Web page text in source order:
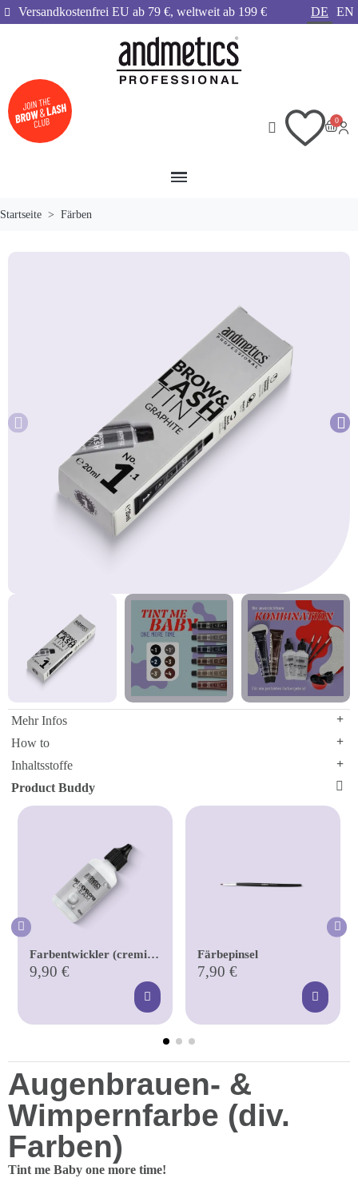
Versandkostenfrei EU ab 79 €, weltweit ab 199 € DE EN
Startseite Färben
Mehr Infos
How to
Inhaltsstoffe
Product Buddy
Farbentwickler (cremig
od. flüssig)
9,90 €
Färbepinsel
7,90 €
Augenbrauen- &
Wimpernfarbe (div.
Farben)
Tint me Baby one more time!